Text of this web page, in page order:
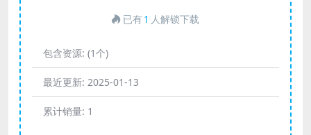
已有1 人解锁下载
包含资源: (1个)
最近更新: 2025-01-13
累计销量: 1